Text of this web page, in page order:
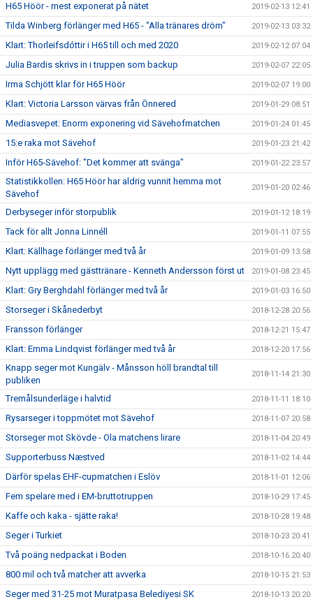
H65 Höör - mest exponerat på nätet 2019-02-13 12:41
Tilda Winberg förlänger med H65 - "Alla tränares dröm" 2019-02-13 03:32
Klart: Thorleifsdóttir i H65 till och med 2020 2019-02-12 07:04
Julia Bardis skrivs in i truppen som backup 2019-02-07 22:05
Irma Schjött klar för H65 Höör 2019-02-07 19:00
Klart: Victoria Larsson värvas från Önnered 2019-01-29 08:51
Mediasvepet: Enorm exponering vid Sävehofmatchen 2019-01-24 01:45
15:e raka mot Sävehof 2019-01-23 21:42
Inför H65-Sävehof: "Det kommer att svänga" 2019-01-22 23:57
Statistikkollen: H65 Höör har aldrig vunnit hemma mot
Sävehof
2019-01-20 02:46
Derbyseger inför storpublik 2019-01-12 18:19
Tack för allt Jonna Linnéll 2019-01-11 07:55
Klart: Källhage förlänger med två år 2019-01-09 13:58
Nytt upplägg med gästtränare - Kenneth Andersson först ut 2019-01-08 23:45
Klart: Gry Berghdahl förlänger med två år 2019-01-03 16:50
Storseger i Skånederbyt 2018-12-28 20:56
Fransson förlänger 2018-12-21 15:47
Klart: Emma Lindqvist förlänger med två år 2018-12-20 17:56
Knapp seger mot Kungälv - Månsson höll brandtal till
publiken
2018-11-14 21:30
Tremålsunderläge i halvtid 2018-11-11 18:10
Rysarseger i toppmötet mot Sävehof 2018-11-07 20:58
Storseger mot Skövde - Ola matchens lirare 2018-11-04 20:49
Supporterbuss Næstved 2018-11-02 14:44
Därför spelas EHF-cupmatchen i Eslöv 2018-11-01 12:06
Fem spelare med i EM-bruttotruppen 2018-10-29 17:45
Kaffe och kaka - sjätte raka! 2018-10-28 19:48
Seger i Turkiet 2018-10-23 20:41
Två poäng nedpackat i Boden 2018-10-16 20:40
800 mil och två matcher att avverka 2018-10-15 21:53
Seger med 31-25 mot Muratpasa Belediyesi SK 2018-10-13 20:20